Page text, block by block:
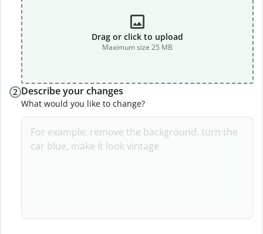
Drag or click to upload
Maximum size 25 MB
2 Describe your changes
What would you like to change?